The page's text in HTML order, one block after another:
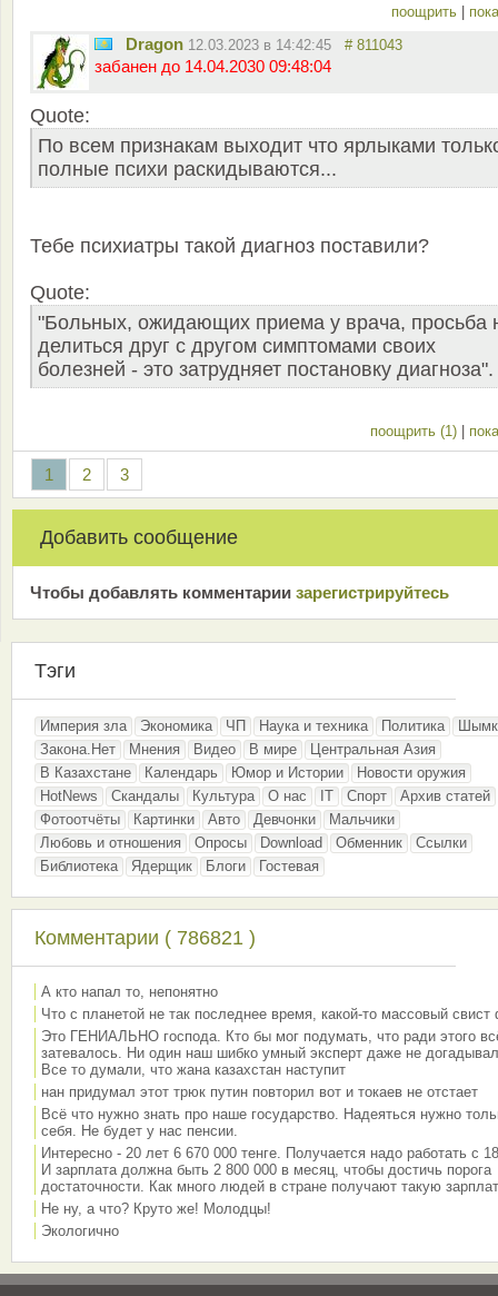
поощрить |
Dragon 12.03.2023 в 14:42:45 # 811043
забанен до 14.04.2030 09:48:04
Quote:
По всем признакам выходит что ярлыками
полные психи раскидываются...
Тебе психиатры такой диагноз поставили?
Quote:
"Больных, ожидающих приема у врача, просьба
делиться друг с другом симптомами своих
болезней - это затрудняет постановку диагноза".
поощрить (1) |
1 2 3
Добавить сообщение
Чтобы добавлять комментарии зарeгиcтрирyйтeсь
Тэги
Империя зла Экономика ЧП Наука и техника Политика
Закона.Нет
Мнения Видео В мире
Центральная Азия
В Казахстане
Календарь Юмор и Истории
Новости оружия
HotNews
Скандалы Культура О нас IT Спорт
Архив статей
Фотоотчёты
Картинки Авто Девчонки
Мальчики
Любовь и отношения
Опросы Download Обменник
Ссылки
Библиотека
Ядерщик Блоги Гостевая
Комментарии ( 786821 )
А кто напал то, непонятно
Что с планетой не так последнее время, какой-то массовый свист
Это ГЕНИАЛЬНО господа. Кто бы мог подумать, что ради этого
затевалось. Ни один наш шибко умный эксперт даже не
Все то думали, что жана казахстан наступит
нан придумал этот трюк путин повторил вот и токаев не отстает
Всё что нужно знать про наше государство. Надеяться нужно
себя. Не будет у нас пенсии.
Интересно - 20 лет 6 670 000 тенге. Получается надо работать с
И зарплата должна быть 2 800 000 в месяц, чтобы достичь порога
достаточности. Как много людей в стране получают такую
Не ну, а что? Круто же! Молодцы!
Экологично